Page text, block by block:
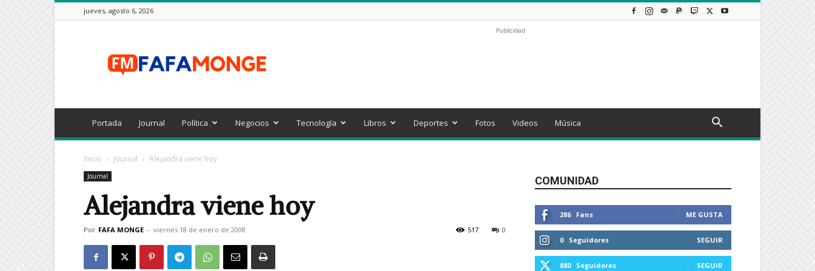
jueves, agosto 6, 2026
Publicidad
Portada Journal Política Negocios Tecnología Libros Deportes Fotos Videos Música
Inicio Journal Alejandra viene hoy
Journal
Alejandra viene hoy
Por FAFA MONGE - viernes 18 de enero de 2008 0
517
COMUNIDAD
286 Fans ME GUSTA
0 Seguidores SEGUIR
880 Seguidores SEGUIR